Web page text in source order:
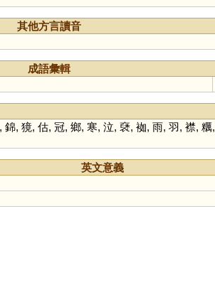
其他方言讀音
成語彙輯
錦, 獍, 估, 冠, 鄉, 寒, 泣, 褎, 袽, 雨, 羽, 襟, 糲,
英文意義